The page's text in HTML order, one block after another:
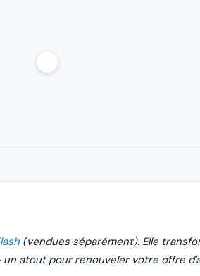
(vendues séparément). Elle
atout pour renouveler votre offre